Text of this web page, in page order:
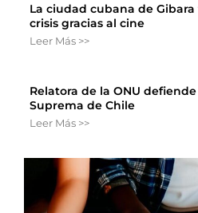
La ciudad cubana de
crisis gracias al cine
Leer Más >>
Relatora de la ONU
Suprema de Chile
Leer Más >>